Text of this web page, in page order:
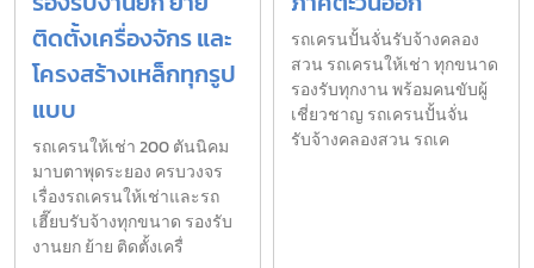
ติดตั้งเครื่องจักร และ
โครงสร้างเหล็กทุกรูป
แบบ
รถเครนให้เช่า 200 ตันนิคม
มาบตาพุดระยอง ครบวงจร
เรื่องรถเครนให้เช่าและรถ
เฮี๊ยบรับจ้างทุกขนาด รองรับ
งานยก ย้าย ติดตั้งเครื่
รถเครนปั้นจั่นรับจ้างคลอง
สวน รถเครนให้เช่า ทุกขนาด
รองรับทุกงาน พร้อมคนขับผู้
เชี่ยวชาญ รถเครนปั้นจั่น
รับจ้างคลองสวน รถเค